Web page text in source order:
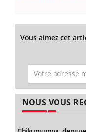
Vous aimez cet
NOUS VOUS